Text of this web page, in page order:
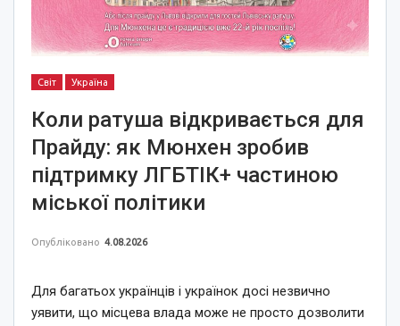
Світ Україна
Коли ратуша відкривається для
Прайду: як Мюнхен зробив
підтримку ЛГБТІК+ частиною
міської політики
Опубліковано 4.08.2026
Для багатьох українців і українок досі незвично
уявити, що місцева влада може не просто дозволити